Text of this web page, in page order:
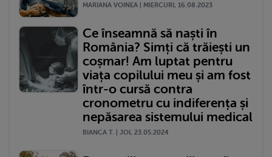
MARIANA VOINEA | MIERCURI, 16.08.2023
Ce înseamnă să naști în
România? Simți că trăiești un
coșmar! Am luptat pentru
viața copilului meu și am fost
într-o cursă contra
cronometru cu indiferența și
nepăsarea sistemului medical
BIANCA T. | JOI, 23.05.2024